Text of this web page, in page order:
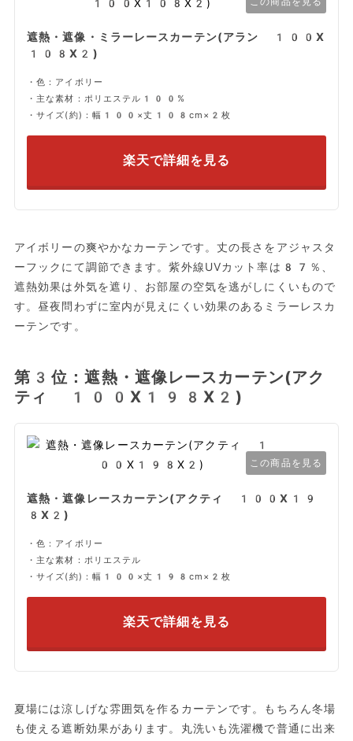
遮熱・遮像・ミラーレースカーテン(アラン 100X
108X2)
・色：アイボリー
・主な素材：ポリエステル100%
・サイズ(約)：幅100×丈108cm×2枚
楽天で詳細を見る
アイボリーの爽やかなカーテンです。丈の長さをアジャスタ
ーフックにて調節できます。紫外線UVカット率は87％、
遮熱効果は外気を遮り、お部屋の空気を逃がしにくいもので
す。昼夜問わずに室内が見えにくい効果のあるミラーレスカ
ーテンです。
第3位：遮熱・遮像レースカーテン(アク
ティ 100X198X2)
この商品を見る
遮熱・遮像レースカーテン(アクティ 100X19
8X2)
・色：アイボリー
・主な素材：ポリエステル
・サイズ(約)：幅100×丈198cm×2枚
楽天で詳細を見る
夏場には涼しげな雰囲気を作るカーテンです。もちろん冬場
も使える遮断効果があります。丸洗いも洗濯機で普通に出来